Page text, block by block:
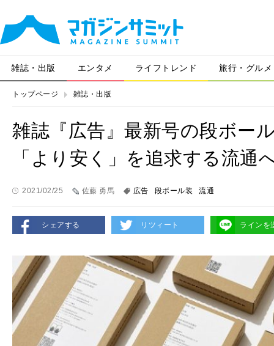
雑誌・出版 エンタメ ライフトレンド 旅行・グルメ
トップページ 雑誌・出版
雑誌『広告』最新号の段ボー
「より安く」を追求する流通
2021/02/25 佐藤 勇馬 広告 段ボール装 流通
シェアする リツィート ラインを